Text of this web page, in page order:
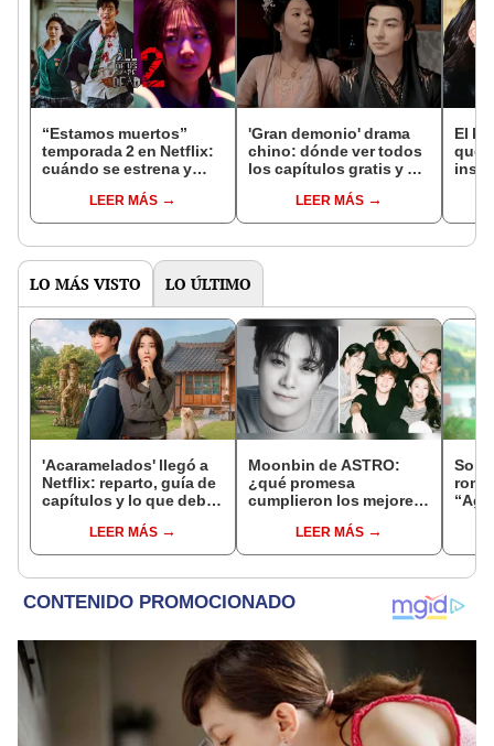
“Estamos muertos”
temporada 2 en Netflix:
cuándo se estrena y
temporadaLEER MÁS
'Gran demonio' drama
chino: dónde ver todos
los capítulos gratis y en
LEER MÁS
El k-
que
LO MÁS VISTO LO ÚLTIMO
'Acaramelados' llegó a
Netflix: reparto, guía de
capítulos y lo que debes
coreanaLEER MÁS
Moonbin de ASTRO:
¿qué promesa
cumplieron los mejores
muerte?LEER MÁS
Son